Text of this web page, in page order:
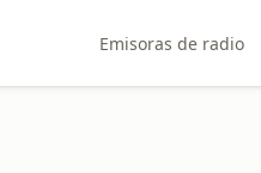
Emisoras de radio